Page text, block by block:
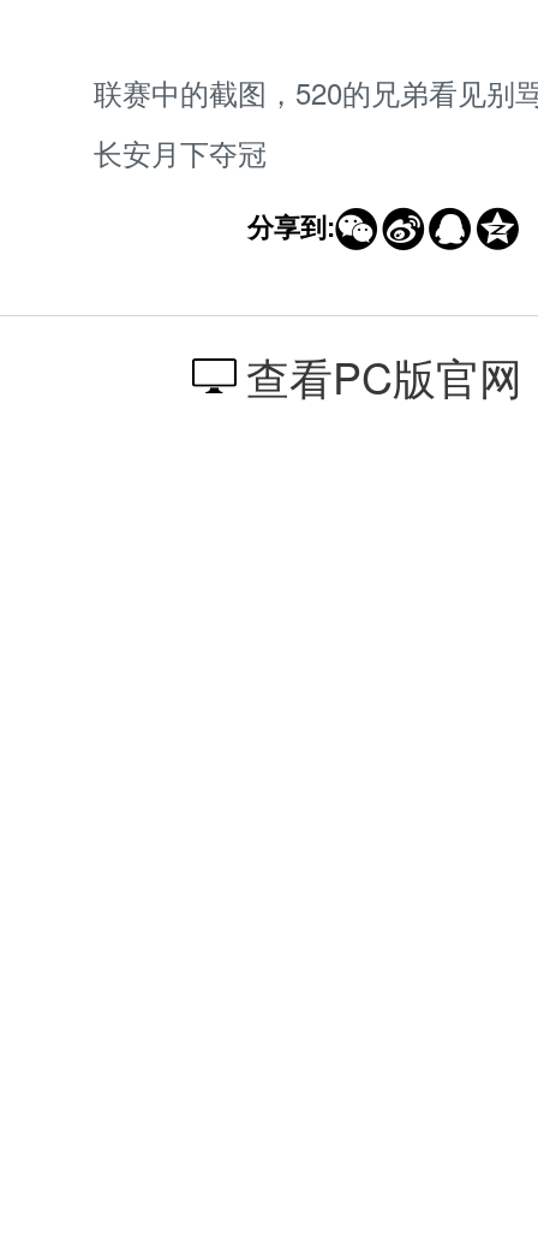
联赛中的截图，520的兄弟看见别
长安月下夺冠
分享到:
查看PC版官网